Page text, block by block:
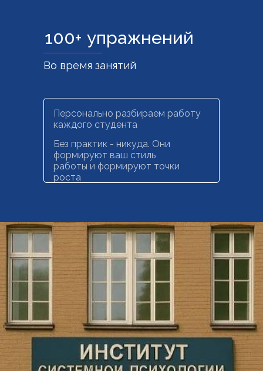
Во время занятий
100+ упражнений
Персонально разбираем работу
каждого студента
Без практик - никуда. Они
формируют ваш стиль
работы и формируют точки
роста